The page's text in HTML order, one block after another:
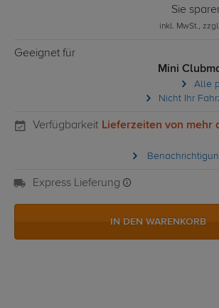
Sie
inkl. MwSt., zzgl.
Geeignet für
Mini
Alle
Nicht Ihr
Verfügbarkeit Lieferzeiten von mehr
Express Lieferung
IN DEN WARENKORB